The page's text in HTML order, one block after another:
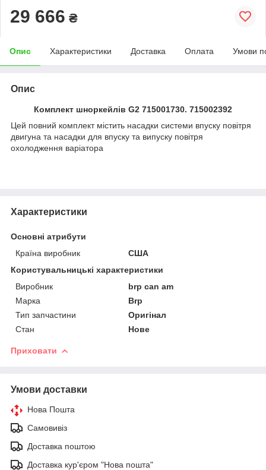
29 666 ₴
Опис Характеристики Доставка Оплата Умови
Опис
Комплект шноркейлів G2 715001730. 715002392
Цей повний комплект містить насадки системи впуску повітря
двигуна та насадки для впуску та випуску повітря
охолодження варіатора
Характеристики
Основні атрибути
Країна виробник
США
Користувальницькі характеристики
Виробник
brp can am
Марка
Brp
Тип запчастини
Оригінал
Стан
Нове
Приховати
Умови доставки
Нова Пошта
Самовивіз
Доставка поштою
Доставка кур'єром "Нова пошта"